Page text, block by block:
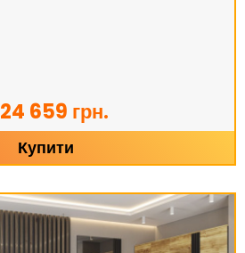
24 659 грн.
Купити